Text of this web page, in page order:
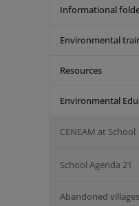
Informational
Environmental
Resources
Environmental
CENEAM at School
School Agenda 21
Abandoned villages